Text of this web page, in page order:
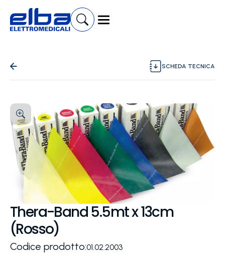
SCHEDA TECNICA
Thera-Band 5.5mt x 13cm
(Rosso)
Codice prodotto:01.02.2003